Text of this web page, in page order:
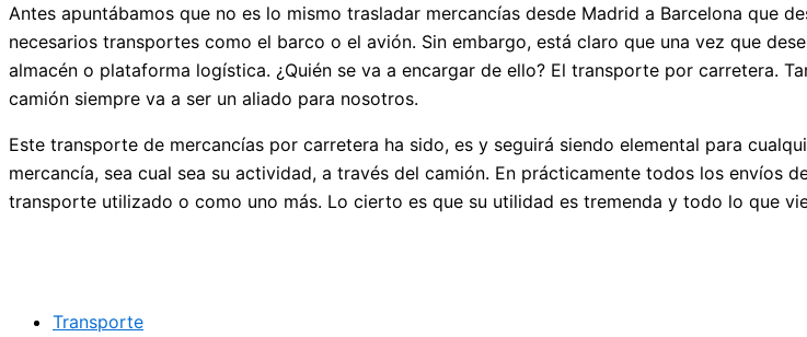
Antes apuntábamos que no es lo mismo trasladar mercancías desde Madrid a Barcelona que
necesarios transportes como el barco o el avión. Sin embargo, está claro que una vez que
almacén o plataforma logística. ¿Quién se va a encargar de ello? El transporte por carretera.
camión siempre va a ser un aliado para nosotros.
Este transporte de mercancías por carretera ha sido, es y seguirá siendo elemental para
mercancía, sea cual sea su actividad, a través del camión. En prácticamente todos los envíos
transporte utilizado o como uno más. Lo cierto es que su utilidad es tremenda y todo lo que
Transporte